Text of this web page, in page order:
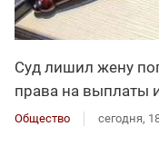
Суд лишил жену
права на выплаты
Общество сегодня,